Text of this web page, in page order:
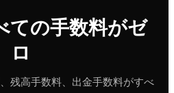
ての手数料がゼ
ロ
残高手数料、出金手数料がすべ